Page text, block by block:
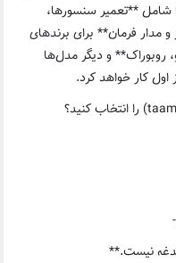
**تعمیر سنسورها،
مدار فرمان** برای برندهای
روبوراک** و دیگر مدل‌ها
کار خواهد کرد.
نیست.**